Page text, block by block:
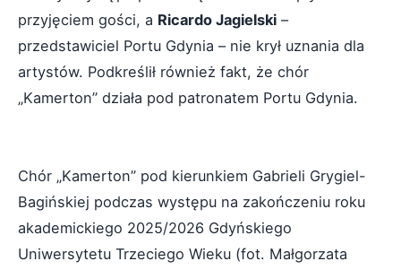
przyjęciem gości, a Ricardo Jagielski –
przedstawiciel Portu Gdynia – nie krył uznania dla
artystów. Podkreślił również fakt, że chór
„Kamerton” działa pod patronatem Portu Gdynia.
Chór „Kamerton” pod kierunkiem Gabrieli Grygiel-
Bagińskiej podczas występu na zakończeniu roku
akademickiego 2025/2026 Gdyńskiego
Uniwersytetu Trzeciego Wieku (fot. Małgorzata